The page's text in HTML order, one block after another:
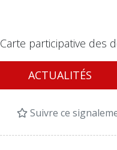
Carte participative des
ACTUALITÉS
Suivre ce